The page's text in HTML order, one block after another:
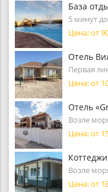
База
5 минут
Цена: от
Отель
Первая
Цена: от
Отель
Возле
Цена: от
Возле
Цена: от